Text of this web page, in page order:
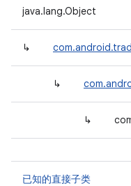
java.lang.Object
↳
↳
↳
已知的直接子类